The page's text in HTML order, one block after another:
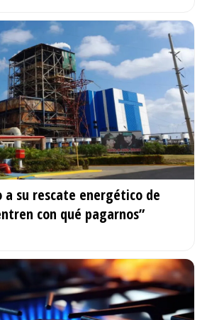
a su rescate energético de
con qué pagarnos”